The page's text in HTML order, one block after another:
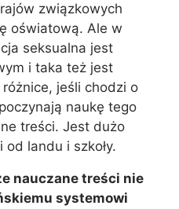
związkowych
oświatową. Ale w
seksualna jest
i taka też jest
jeśli chodzi o
naukę tego
treści. Jest dużo
landu i szkoły.
nauczane treści nie
systemowi